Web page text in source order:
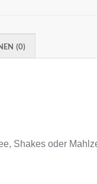
(0)
Shakes oder